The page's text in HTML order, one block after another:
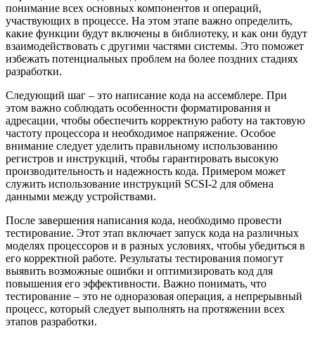
понимание всех основных компонентов и операций,
участвующих в процессе. На этом этапе важно определить,
какие функции будут включены в библиотеку, и как они будут
взаимодействовать с другими частями системы. Это поможет
избежать потенциальных проблем на более поздних стадиях
разработки.
Следующий шаг – это написание кода на ассемблере. При
этом важно соблюдать особенности форматирования и
адресации, чтобы обеспечить корректную работу на тактовую
частоту процессора и необходимое напряжение. Особое
внимание следует уделить правильному использованию
регистров и инструкций, чтобы гарантировать высокую
производительность и надежность кода. Примером может
служить использование инструкций SCSI-2 для обмена
данными между устройствами.
После завершения написания кода, необходимо провести
тестирование. Этот этап включает запуск кода на различных
моделях процессоров и в разных условиях, чтобы убедиться в
его корректной работе. Результаты тестирования помогут
выявить возможные ошибки и оптимизировать код для
повышения его эффективности. Важно понимать, что
тестирование – это не одноразовая операция, а непрерывный
процесс, который следует выполнять на протяжении всех
этапов разработки.